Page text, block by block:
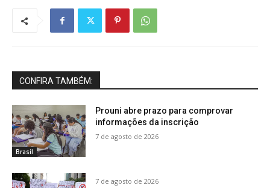
CONFIRA TAMBÉM:
Brasil
Prouni abre prazo para comprovar
informações da inscrição
7 de agosto de 2026
7 de agosto de 2026